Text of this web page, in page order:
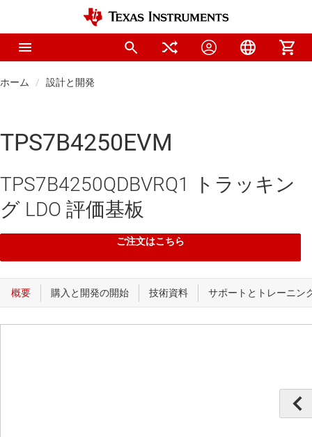
ホーム 設計と開発
TPS7B4250EVM
TPS7B4250QDBVRQ1 トラッキン
グ LDO 評価基板
ご注文はこちら